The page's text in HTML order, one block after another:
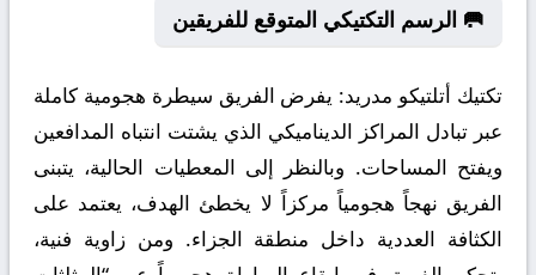
🥅 الرسم التكتيكي المتوقع للفريقين
تكتيك أتلتيكو مدريد: يفرض الفريق سيطرة هجومية كاملة
عبر تبادل المراكز الديناميكي الذي يشتت انتباه المدافعين
ويفتح المساحات. وبالنظر إلى المعطيات الحالية، يتبنى
الفريق نهجاً هجومياً مركزاً لا يخطئ الهدف، يعتمد على
الكثافة العددية داخل منطقة الجزاء. ومن زاوية فنية،